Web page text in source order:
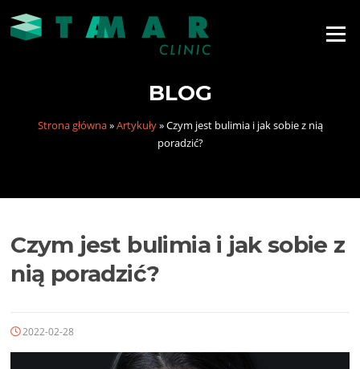
Menu
BLOG
Strona główna»Artykuły»Czym jest bulimia i jak sobie z nią
poradzić?
Czym jest bulimia i jak sobie z
nią poradzić?
2022-02-28